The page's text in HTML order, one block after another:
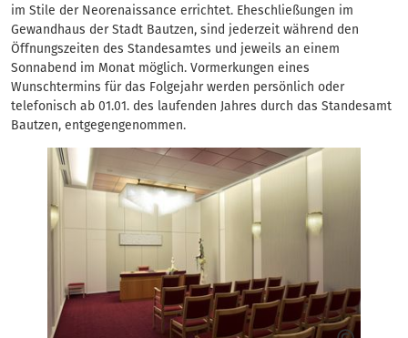
im Stile der Neorenaissance errichtet. Eheschließungen im
Gewandhaus der Stadt Bautzen, sind jederzeit während den
Öffnungszeiten des Standesamtes und jeweils an einem
Sonnabend im Monat möglich. Vormerkungen eines
Wunschtermins für das Folgejahr werden persönlich oder
telefonisch ab 01.01. des laufenden Jahres durch das Standesamt
Bautzen, entgegengenommen.